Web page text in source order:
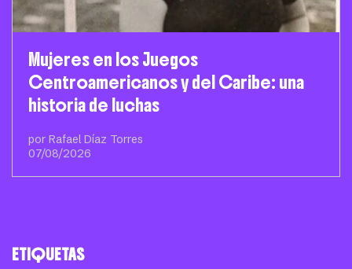
Mujeres en los Juegos
Centroamericanos y del Caribe: una
historia de luchas
por Rafael Díaz Torres
07/08/2026
ETIQUETAS